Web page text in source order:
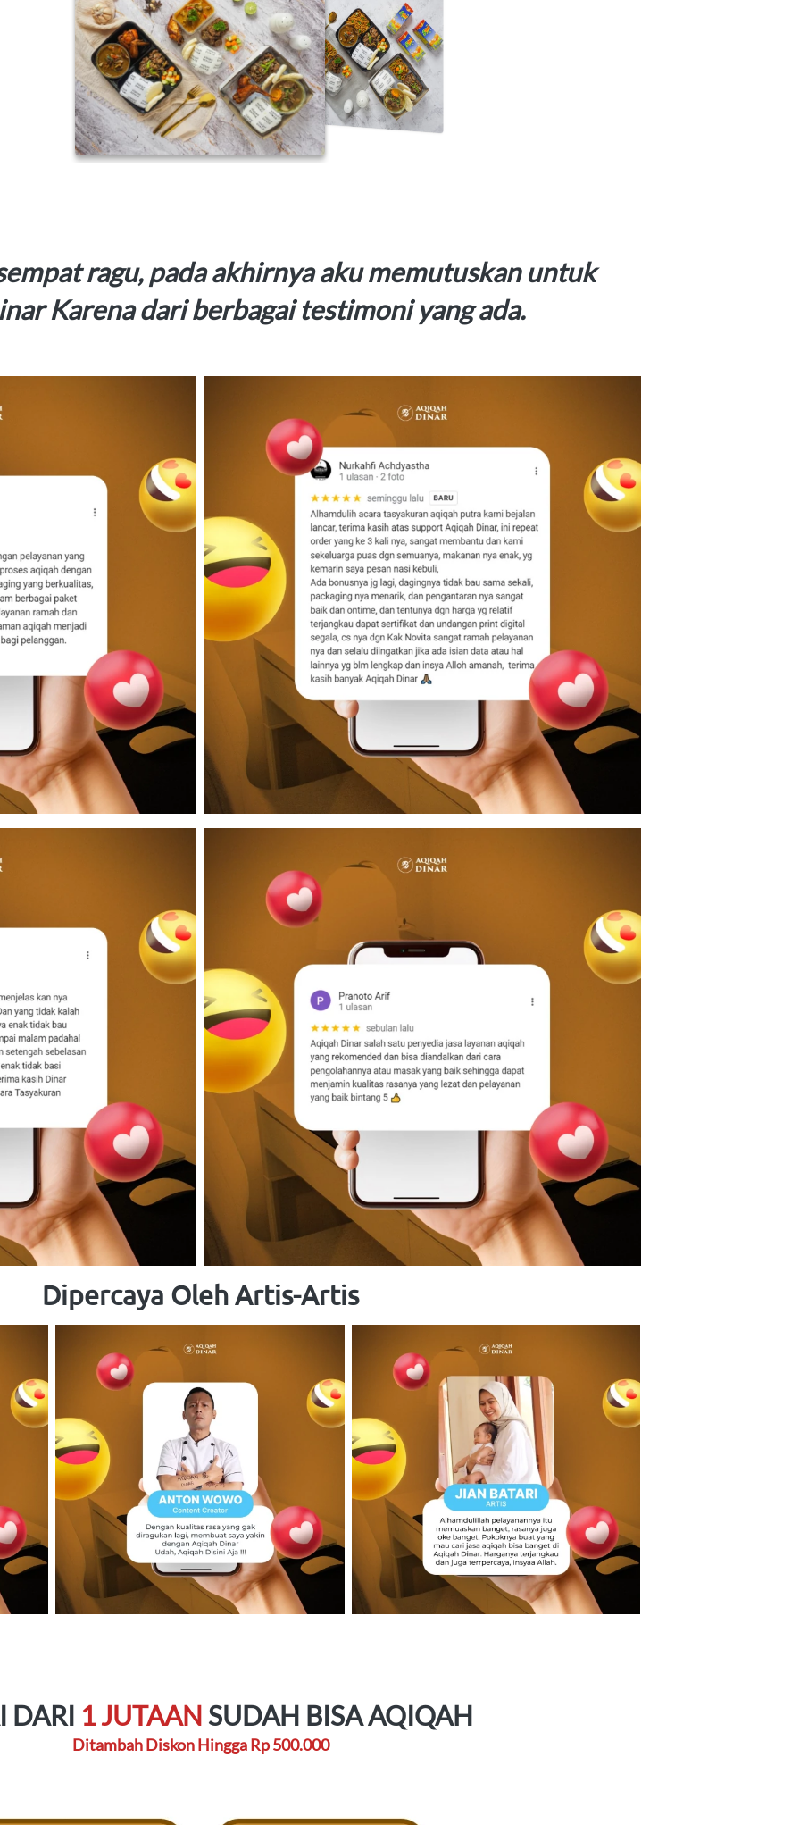
ragu, pada akhirnya aku memutuskan untuk
Karena dari berbagai testimoni yang ada.
Dipercaya Oleh Artis-Artis
DARI 1 JUTAAN SUDAH BISA AQIQAH
Ditambah Diskon Hingga Rp 500.000